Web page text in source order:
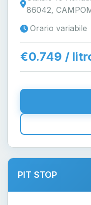
86042,
Orario variabile
€0.749 /
PIT STOP